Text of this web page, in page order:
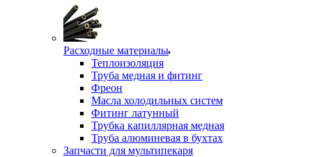
Расходные материалы
Теплоизоляция
Труба медная и фитинг
Фреон
Масла холодильных систем
Фитинг латунный
Трубка капиллярная медная
Труба алюминевая в бухтах
Запчасти для мультипекаря